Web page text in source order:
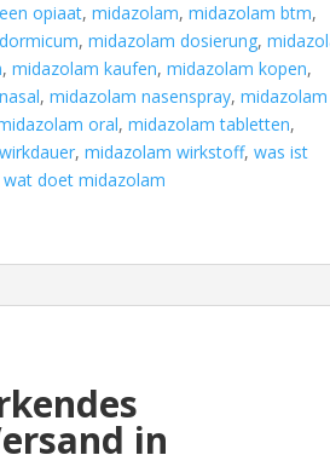
opiaat,midazolam,midazolam btm,
,midazolam dosierung,
,midazolam kaufen,midazolam kopen,
,midazolam nasenspray,midazolam
oral,midazolam tabletten,
,midazolam wirkstoff,was ist
wat doet midazolam
in